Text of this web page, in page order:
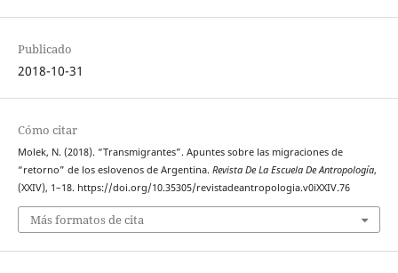
Publicado
2018-10-31
Cómo citar
Molek, N. (2018). “Transmigrantes”. Apuntes sobre las migraciones de
“retorno” de los eslovenos de Argentina. Revista De La Escuela De Antropología,
(XXIV), 1–18. https://doi.org/10.35305/revistadeantropologia.v0iXXIV.76
Más formatos de cita